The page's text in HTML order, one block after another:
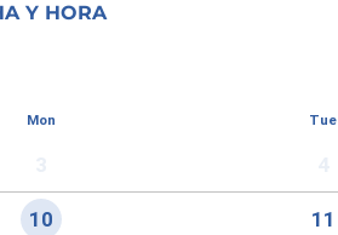
Y HORA
Mon Tue
10 11